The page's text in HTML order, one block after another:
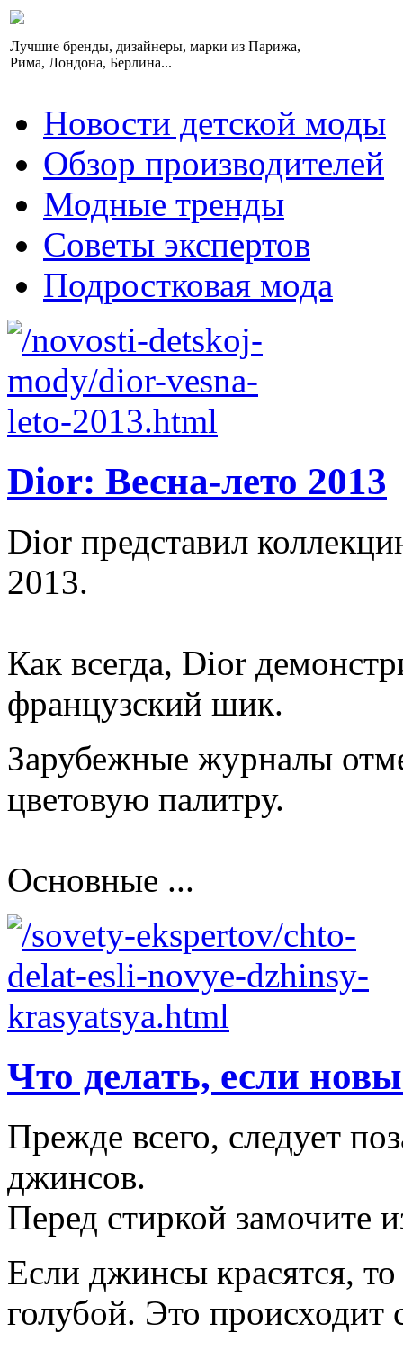
Лучшие бренды, дизайнеры, марки из Парижа,
Рима, Лондона, Берлина...
Новости детской моды
Обзор производителей
Модные тренды
Советы экспертов
Подростковая мода
Dior: Весна-лето 2013
Dior представил
2013.
Как всегда, Dior
французский шик.
Зарубежные журналы
цветовую палитру.
Основные ...
Что делать, если
Прежде всего, следует
джинсов.
Перед стиркой замочите
Если джинсы красятся,
голубой. Это происходит